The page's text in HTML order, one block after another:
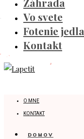
Vo svete
Fotenie jedla
Kontakt
O MNE
KONTAKT
DOMOV